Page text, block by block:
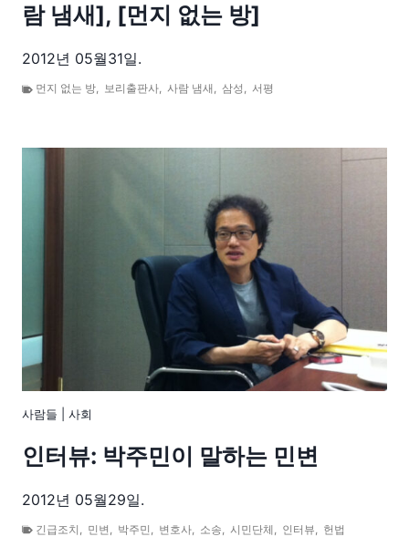
람 냄새], [먼지 없는 방]
2012년 05월31일.
먼지 없는 방, 보리출판사, 사람 냄새, 삼성 , 서평
사람들 사회
인터뷰: 박주민이 말하는 민변
2012년 05월29일.
긴급조치 민변 박주민 변호사 소송 시민단체 인터뷰 헌법